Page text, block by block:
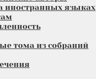
иностранных языках
тома из собраний